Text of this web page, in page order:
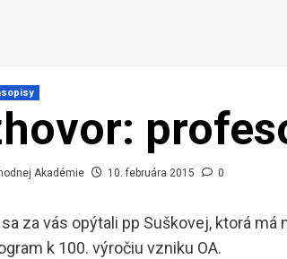
Akadémie 10. februára 2015 0
za vás opýtali pp Suškovej, ktorá
k 100. výročiu vzniku OA.